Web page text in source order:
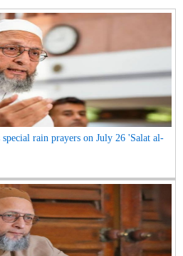
rain prayers on July 26 'Salat al-